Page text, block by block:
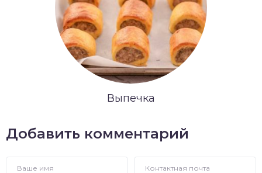
Выпечка
Добавить комментарий